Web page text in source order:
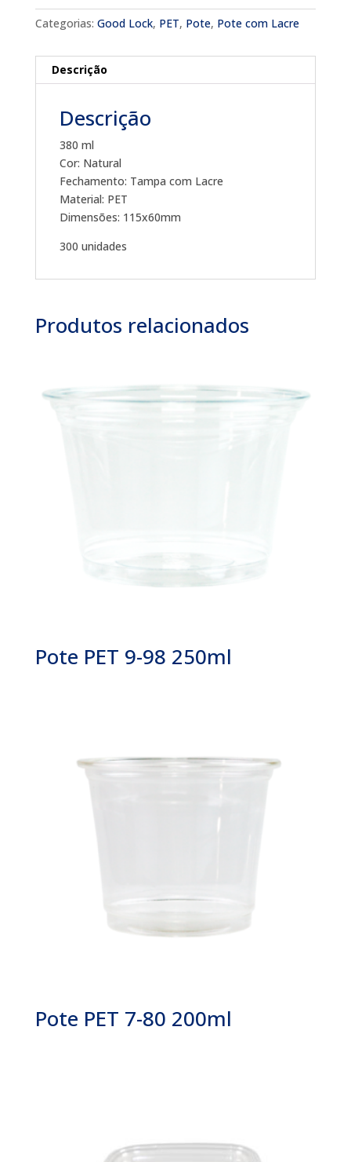
Categorias: Good Lock, PET, Pote, Pote com Lacre
Descrição
Descrição
380 ml
Cor: Natural
Fechamento: Tampa com Lacre
Material: PET
Dimensões: 115x60mm
300 unidades
Produtos relacionados
Pote PET 9-98 250ml
Pote PET 7-80 200ml